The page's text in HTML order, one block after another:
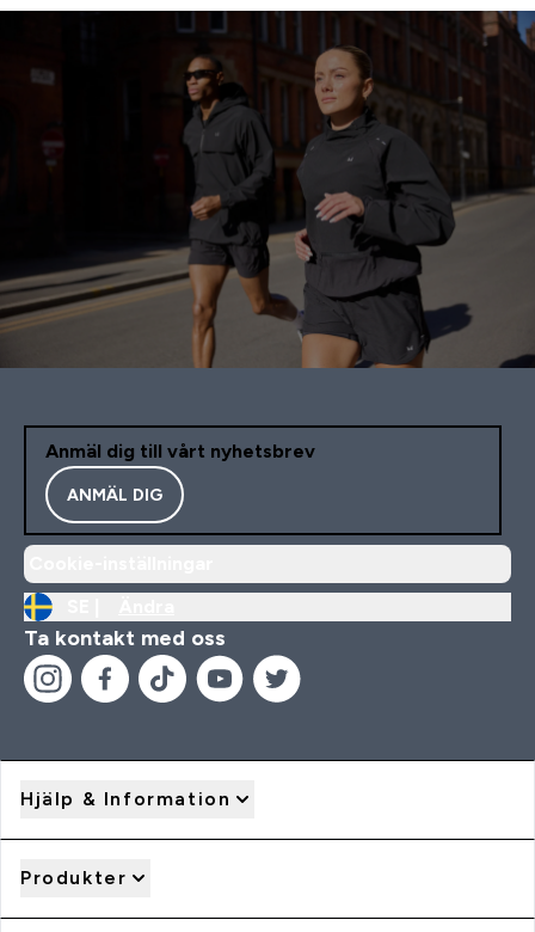
Anmäl dig till vårt nyhetsbrev
ANMÄL DIG
Ta kontakt med oss
Hjälp & Information
Produkter